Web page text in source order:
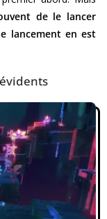
de le lancer
lancement en est